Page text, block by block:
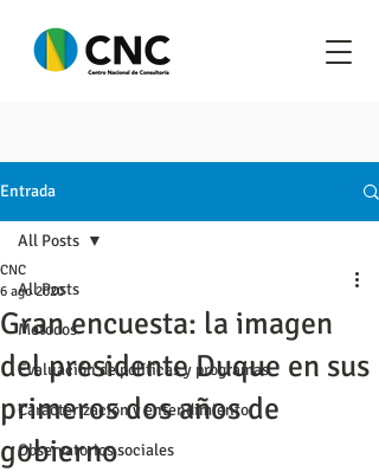
Entrada
All Posts
Metodos
Evaluación de políticas y programas
Caracterización y entendimiento
Observatorios sociales
All Posts
Gran encuesta: la imagen
del presidente Duque en sus
primeros dos años de
gobierno
CNC
6 ago 2020